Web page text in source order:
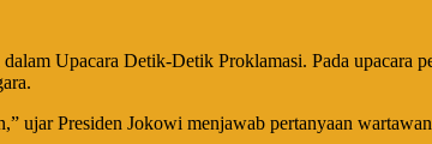
Upacara Detik-Detik Proklamasi. Pada
Presiden Jokowi menjawab pertanyaan